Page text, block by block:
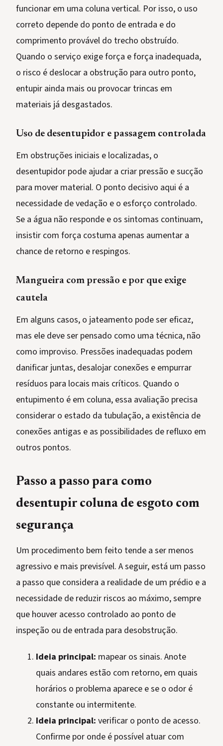
funcionar em uma coluna vertical. Por isso, o uso
correto depende do ponto de entrada e do
comprimento provável do trecho obstruído.
Quando o serviço exige força e força inadequada,
o risco é deslocar a obstrução para outro ponto,
entupir ainda mais ou provocar trincas em
materiais já desgastados.
Uso de desentupidor e passagem controlada
Em obstruções iniciais e localizadas, o
desentupidor pode ajudar a criar pressão e sucção
para mover material. O ponto decisivo aqui é a
necessidade de vedação e o esforço controlado.
Se a água não responde e os sintomas continuam,
insistir com força costuma apenas aumentar a
chance de retorno e respingos.
Mangueira com pressão e por que exige
cautela
Em alguns casos, o jateamento pode ser eficaz,
mas ele deve ser pensado como uma técnica, não
como improviso. Pressões inadequadas podem
danificar juntas, desalojar conexões e empurrar
resíduos para locais mais críticos. Quando o
entupimento é em coluna, essa avaliação precisa
considerar o estado da tubulação, a existência de
conexões antigas e as possibilidades de refluxo em
outros pontos.
Passo a passo para como
desentupir coluna de esgoto com
segurança
Um procedimento bem feito tende a ser menos
agressivo e mais previsível. A seguir, está um passo
a passo que considera a realidade de um prédio e a
necessidade de reduzir riscos ao máximo, sempre
que houver acesso controlado ao ponto de
inspeção ou de entrada para desobstrução.
Ideia principal: mapear os sinais. Anote
quais andares estão com retorno, em quais
horários o problema aparece e se o odor é
constante ou intermitente.
Ideia principal: verificar o ponto de acesso.
Confirme por onde é possível atuar com